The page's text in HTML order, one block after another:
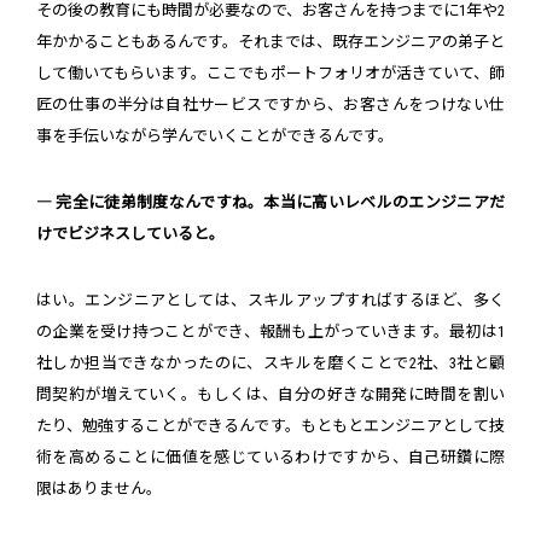
その後の教育にも時間が必要なので、お客さんを持つまでに1年や2
年かかることもあるんです。それまでは、既存エンジニアの弟子と
して働いてもらいます。ここでもポートフォリオが活きていて、師
匠の仕事の半分は自社サービスですから、お客さんをつけない仕
事を手伝いながら学んでいくことができるんです。
― 完全に徒弟制度なんですね。本当に高いレベルのエンジニアだ
けでビジネスしていると。
はい。エンジニアとしては、スキルアップすればするほど、多く
の企業を受け持つことができ、報酬も上がっていきます。最初は1
社しか担当できなかったのに、スキルを磨くことで2社、3社と顧
問契約が増えていく。もしくは、自分の好きな開発に時間を割い
たり、勉強することができるんです。もともとエンジニアとして技
術を高めることに価値を感じているわけですから、自己研鑽に際
限はありません。